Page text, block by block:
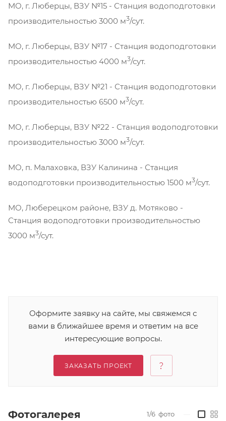
МО, г. Люберцы, ВЗУ №15 - Станция водоподготовки
производительностью 3000 м3/сут.
МО, г. Люберцы, ВЗУ №17 - Станция водоподготовки
производительностью 4000 м3/сут.
МО, г. Люберцы, ВЗУ №21 - Станция водоподготовки
производительностью 6500 м3/сут.
МО, г. Люберцы, ВЗУ №22 - Станция водоподготовки
производительностью 3000 м3/сут.
МО, п. Малаховка, ВЗУ Калинина - Станция
водоподготовки производительностью 1500 м3/сут.
МО, Люберецком районе, ВЗУ д. Мотяково -
Станция водоподготовки производительностью
3000 м3/сут.
Оформите заявку на сайте, мы свяжемся с
вами в ближайшее время и ответим на все
интересующие вопросы.
ЗАКАЗАТЬ ПРОЕКТ
Фотогалерея 1/6 фото